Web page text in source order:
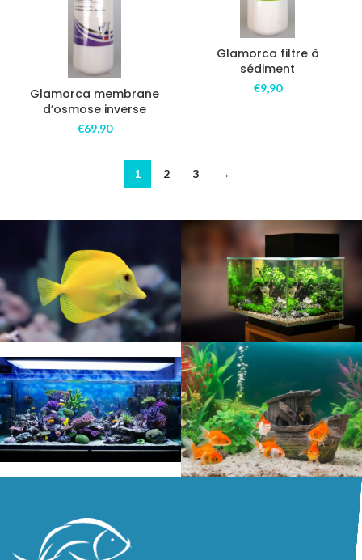
Glamorca membrane
d’osmose inverse
€69,90
Glamorca filtre à
sédiment
€9,90
1 2 3 →